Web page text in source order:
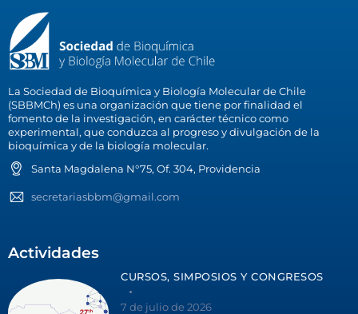
La Sociedad de Bioquímica y Biología Molecular de Chile
(SBBMCh) es una organización que tiene por finalidad el
fomento de la investigación, en carácter técnico como
experimental, que conduzca al progreso y divulgación de la
bioquímica y de la biología molecular.
Santa Magdalena N°75, Of. 304, Providencia
secretariasbbm@gmail.com
Actividades
CURSOS, SIMPOSIOS Y CONGRESOS
7 de julio de 2026